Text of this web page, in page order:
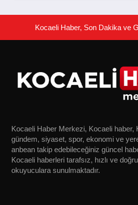
Kocaeli Haber, Son Dakika ve
Kocaeli Haber Merkezi, Kocaeli haber,
gündem, siyaset, spor, ekonomi ve
anbean takip edebileceğiniz güncel
Kocaeli haberleri tarafsız, hızlı ve
okuyuculara sunulmaktadır.